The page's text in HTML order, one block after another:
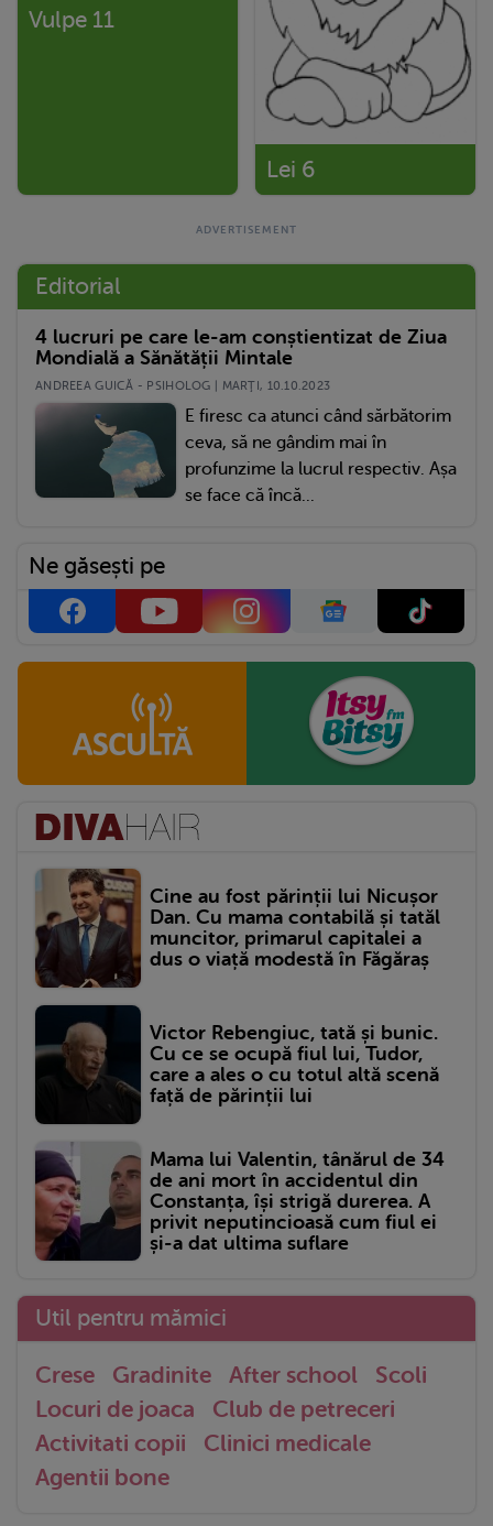
Vulpe 11
Lei 6
Editorial
4 lucruri pe care le-am conștientizat de Ziua
Mondială a Sănătății Mintale
ANDREEA GUICĂ - PSIHOLOG | MARŢI, 10.10.2023
E firesc ca atunci când sărbătorim
ceva, să ne gândim mai în
profunzime la lucrul respectiv. Așa
se face că încă...
Ne găsești pe
Cine au fost părinții lui Nicușor
Dan. Cu mama contabilă și tatăl
muncitor, primarul capitalei a
dus o viață modestă în Făgăraș
Victor Rebengiuc, tată și bunic.
Cu ce se ocupă fiul lui, Tudor,
care a ales o cu totul altă scenă
față de părinții lui
Mama lui Valentin, tânărul de 34
de ani mort în accidentul din
Constanța, își strigă durerea. A
privit neputincioasă cum fiul ei
și-a dat ultima suflare
Util pentru mămici
Crese Gradinite After school
Scoli
Locuri de joaca
Club de petreceri
Activitati copii
Clinici medicale
Agentii bone